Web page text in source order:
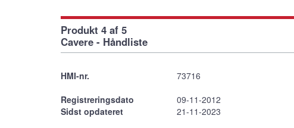
Produkt 4 af 5
Cavere - Håndliste
HMI-nr.
73716
Registreringsdato
09-11-2012
Sidst opdateret
21-11-2023